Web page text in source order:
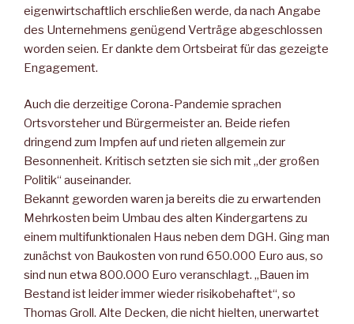
eigenwirtschaftlich erschließen werde, da nach Angabe
des Unternehmens genügend Verträge abgeschlossen
worden seien. Er dankte dem Ortsbeirat für das gezeigte
Engagement.
Auch die derzeitige Corona-Pandemie sprachen
Ortsvorsteher und Bürgermeister an. Beide riefen
dringend zum Impfen auf und rieten allgemein zur
Besonnenheit. Kritisch setzten sie sich mit „der großen
Politik“ auseinander.
Bekannt geworden waren ja bereits die zu erwartenden
Mehrkosten beim Umbau des alten Kindergartens zu
einem multifunktionalen Haus neben dem DGH. Ging man
zunächst von Baukosten von rund 650.000 Euro aus, so
sind nun etwa 800.000 Euro veranschlagt. „Bauen im
Bestand ist leider immer wieder risikobehaftet“, so
Thomas Groll. Alte Decken, die nicht hielten, unerwartet